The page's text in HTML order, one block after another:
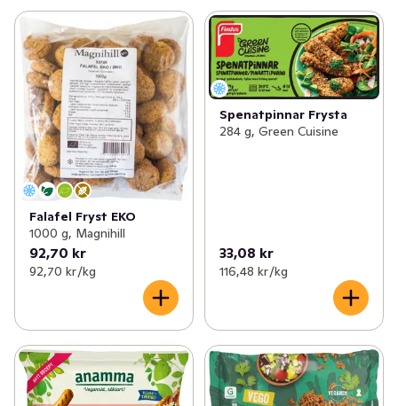
Falafel Fryst EKO
1000 g, Magnihill
92,70 kr
92,70 kr /kg
Spenatpinnar Frysta
284 g, Green Cuisine
33,08 kr
116,48 kr /kg